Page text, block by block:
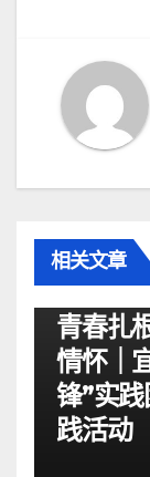
相关文章
青春扎
情怀｜
锋”实
践活动